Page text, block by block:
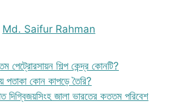
Md. Saifur Rahman
পেট্রোরসায়ন শিল্প কেন্দ্র কোনটি?
পতাকা কোন কাপড়ে তৈরি?
দিগ্বিজয়সিংহ জালা ভারতের কততম পরিবেশ